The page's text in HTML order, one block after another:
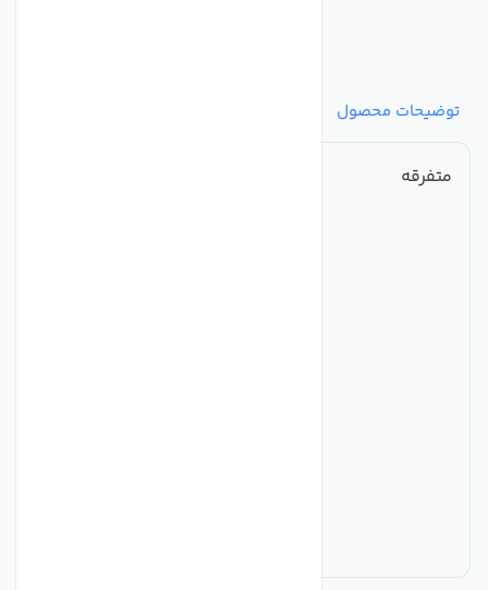
توضیحات محصول
متفرقه